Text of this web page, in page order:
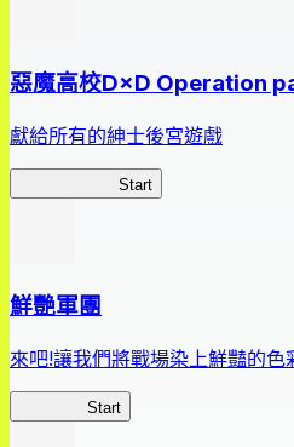
惡魔高校D×D Operation
獻給所有的紳士後宮遊戲
Start
鮮艷軍團
來吧!讓我們將戰場染上鮮豔的色
Start